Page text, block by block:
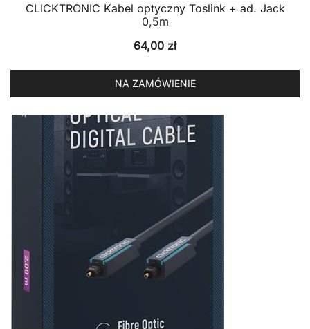
CLICKTRONIC Kabel optyczny Toslink + ad. Jack
0,5m
64,00 zł
NA ZAMÓWIENIE